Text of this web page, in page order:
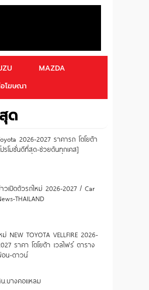
MAZDA
โฆษณา
ด
2026-2027 ราคารถ โตโยต้า
ปรโมชั่นดีที่สุด-ช่วยดันทุกเคส]
วเปิดตัวรถใหม่ 2026-2027 / Car
THAILAND
ม่ NEW TOYOTA VELLFIRE 2026-
ราคา โตโยต้า เวลไฟร์ ตาราง
น-ดาวน์
.บางคอแหลม